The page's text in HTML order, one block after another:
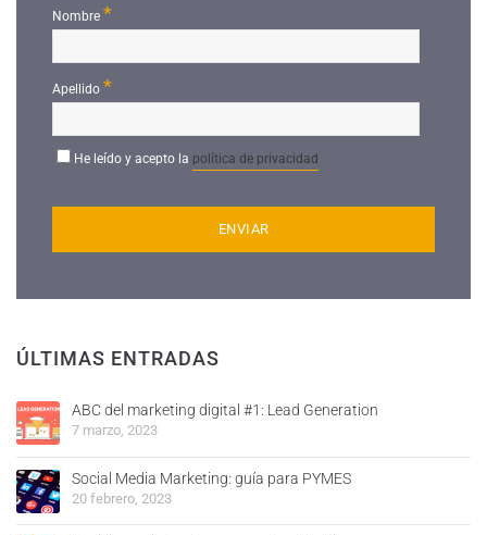
Nombre*
Apellido *
He leído y acepto la política de privacidad
ÚLTIMAS ENTRADAS
ABC del marketing digital #1: Lead Generation
7 marzo, 2023
Social Media Marketing: guía para PYMES
20 febrero, 2023